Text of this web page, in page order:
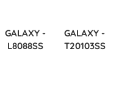
GALAXY -
L8088SS
GALAXY -
T20103SS